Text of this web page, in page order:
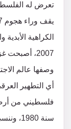
تعرض له
الكراهية
2007،
وصفها عالم
سنة